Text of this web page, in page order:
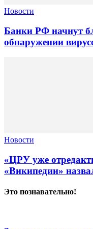
Новости
Банки РФ начнут
обнаружении
Новости
«ЦРУ уже
«Википедии»
Это познавательно!